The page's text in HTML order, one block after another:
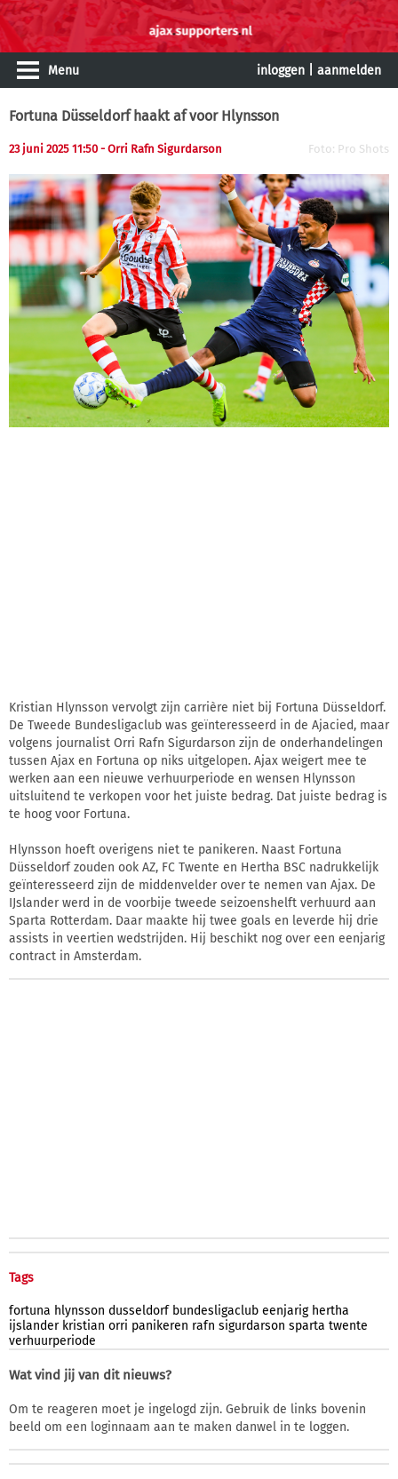
Menu inloggen aanmelden
Fortuna Düsseldorf haakt af voor Hlynsson
23 juni 2025 11:50 - Orri Rafn Sigurdarson Foto: Pro Shots
Kristian Hlynsson vervolgt zijn carrière niet bij Fortuna Düsseldorf.
De Tweede Bundesligaclub was geïnteresseerd in de Ajacied, maar
volgens journalist Orri Rafn Sigurdarson zijn de onderhandelingen
tussen Ajax en Fortuna op niks uitgelopen. Ajax weigert mee te
werken aan een nieuwe verhuurperiode en wensen Hlynsson
uitsluitend te verkopen voor het juiste bedrag. Dat juiste bedrag is
te hoog voor Fortuna.
Hlynsson hoeft overigens niet te panikeren. Naast Fortuna
Düsseldorf zouden ook AZ, FC Twente en Hertha BSC nadrukkelijk
geïnteresseerd zijn de middenvelder over te nemen van Ajax. De
IJslander werd in de voorbije tweede seizoenshelft verhuurd aan
Sparta Rotterdam. Daar maakte hij twee goals en leverde hij drie
assists in veertien wedstrijden. Hij beschikt nog over een eenjarig
contract in Amsterdam.
Tags
fortuna hlynsson dusseldorf bundesligaclub eenjarig hertha
ijslander kristian orri panikeren rafn sigurdarson sparta twente
verhuurperiode
Wat vind jij van dit nieuws?
Om te reageren moet je ingelogd zijn. Gebruik de links bovenin
beeld om een loginnaam aan te maken danwel in te loggen.